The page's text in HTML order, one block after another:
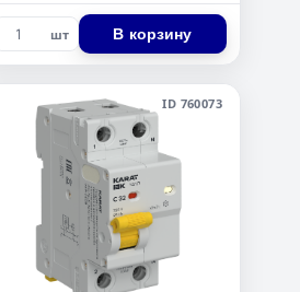
шт В корзину
ID 760073